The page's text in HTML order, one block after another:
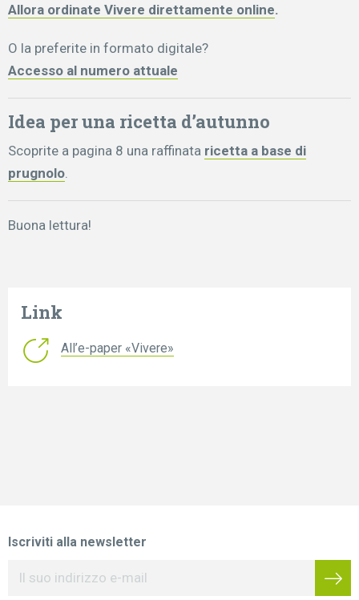
Allora ordinate Vivere direttamente online.
O la preferite in formato digitale?
Accesso al numero attuale
Idea per una ricetta d’autunno
Scoprite a pagina 8 una raffinata ricetta a base di
prugnolo
Buona lettura!
Link
All’e-paper «Vivere»
Iscriviti alla newsletter